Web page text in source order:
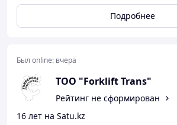
Общая длина L2 (мм) 114.3Подробнее
Был online: вчера
ТОО "Forklift Trans"
Рейтинг не сформирован
16 лет на Satu.kz